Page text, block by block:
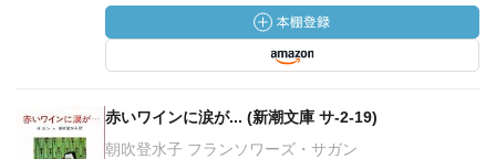
赤いワインに涙が... (新潮文庫 サ-2-19)
朝吹登水子 フランソワーズ・サガン